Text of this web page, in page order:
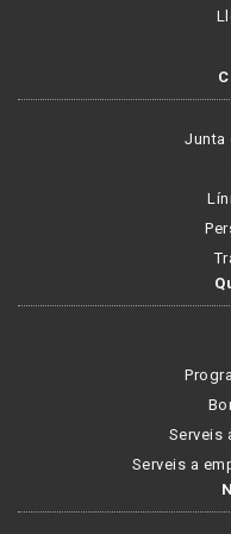
Junta
Serveis
Serveis a